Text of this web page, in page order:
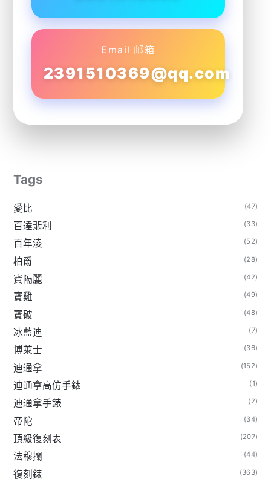
Email 邮箱
2391510369@qq.com
Tags
愛比 (47)
百達翡利 (33)
百年淩 (52)
柏爵 (28)
寶隔麗 (42)
寶雞 (49)
寶破 (48)
冰藍迪 (7)
博萊士 (36)
迪通拿 (152)
迪通拿高仿手錶 (1)
迪通拿手錶 (2)
帝陀 (34)
頂級復刻表 (207)
法穆攔 (44)
復刻錶 (363)